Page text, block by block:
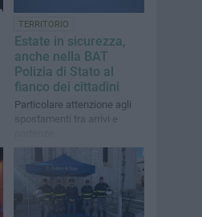
TERRITORIO
Estate in sicurezza,
anche nella BAT
Polizia di Stato al
fianco dei cittadini
Particolare attenzione agli
spostamenti tra arrivi e